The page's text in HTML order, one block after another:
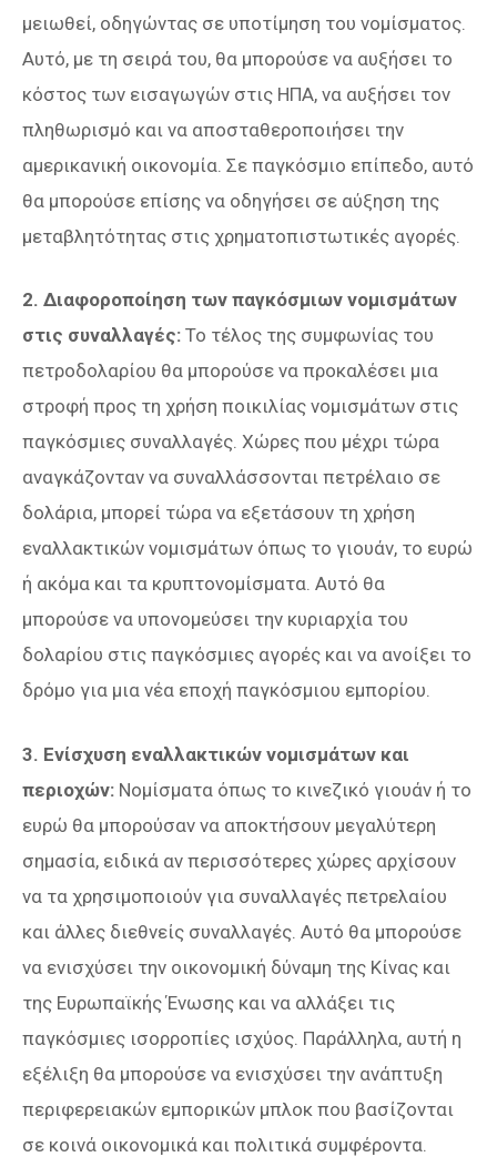
μειωθεί, οδηγώντας σε υποτίμηση του νομίσματος.
Αυτό, με τη σειρά του, θα μπορούσε να αυξήσει το
κόστος των εισαγωγών στις ΗΠΑ, να αυξήσει τον
πληθωρισμό και να αποσταθεροποιήσει την
αμερικανική οικονομία. Σε παγκόσμιο επίπεδο, αυτό
θα μπορούσε επίσης να οδηγήσει σε αύξηση της
μεταβλητότητας στις χρηματοπιστωτικές αγορές.
2. Διαφοροποίηση των παγκόσμιων νομισμάτων
στις συναλλαγές: Το τέλος της συμφωνίας του
πετροδολαρίου θα μπορούσε να προκαλέσει μια
στροφή προς τη χρήση ποικιλίας νομισμάτων στις
παγκόσμιες συναλλαγές. Χώρες που μέχρι τώρα
αναγκάζονταν να συναλλάσσονται πετρέλαιο σε
δολάρια, μπορεί τώρα να εξετάσουν τη χρήση
εναλλακτικών νομισμάτων όπως το γιουάν, το ευρώ
ή ακόμα και τα κρυπτονομίσματα. Αυτό θα
μπορούσε να υπονομεύσει την κυριαρχία του
δολαρίου στις παγκόσμιες αγορές και να ανοίξει το
δρόμο για μια νέα εποχή παγκόσμιου εμπορίου.
3. Ενίσχυση εναλλακτικών νομισμάτων και
περιοχών: Νομίσματα όπως το κινεζικό γιουάν ή το
ευρώ θα μπορούσαν να αποκτήσουν μεγαλύτερη
σημασία, ειδικά αν περισσότερες χώρες αρχίσουν
να τα χρησιμοποιούν για συναλλαγές πετρελαίου
και άλλες διεθνείς συναλλαγές. Αυτό θα μπορούσε
να ενισχύσει την οικονομική δύναμη της Κίνας και
της Ευρωπαϊκής Ένωσης και να αλλάξει τις
παγκόσμιες ισορροπίες ισχύος. Παράλληλα, αυτή η
εξέλιξη θα μπορούσε να ενισχύσει την ανάπτυξη
περιφερειακών εμπορικών μπλοκ που βασίζονται
σε κοινά οικονομικά και πολιτικά συμφέροντα.